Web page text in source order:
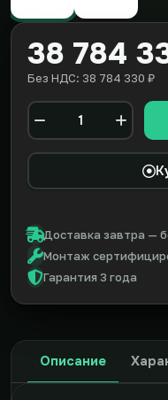
38 784
Без НДС: 38 784 330 ₽
Количество
Доставка завтра —
Монтаж
Гарантия 3 года
Описание